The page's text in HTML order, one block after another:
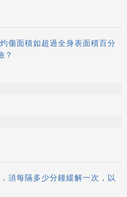
傷面積如超過全身表面積百分
？
須每隔多少分鐘緩解一次，以